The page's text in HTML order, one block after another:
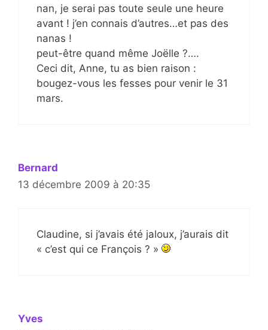
nan, je serai pas toute seule une heure
avant ! j’en connais d’autres…et pas des
nanas !
peut-être quand même Joëlle ?….
Ceci dit, Anne, tu as bien raison :
bougez-vous les fesses pour venir le 31
mars.
Bernard
13 décembre 2009 à 20:35
Claudine, si j’avais été jaloux, j’aurais dit
« c’est qui ce François ? »
Yves